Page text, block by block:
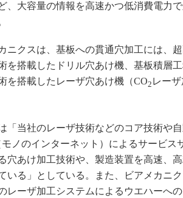
、大容量の情報を高速かつ低消費電力
ニクスは、基板への貫通穴加工には、
を搭載したドリル穴あけ機、基板積層
を搭載したレーザ穴あけ機（CO2 レー
「当社のレーザ技術などのコア技術や
モノのインターネット）によるサービス
穴あけ加工技術や、製造装置を高速、
いる」としている。また、ビアメカニ
レーザ加工システムによるウエハーへ